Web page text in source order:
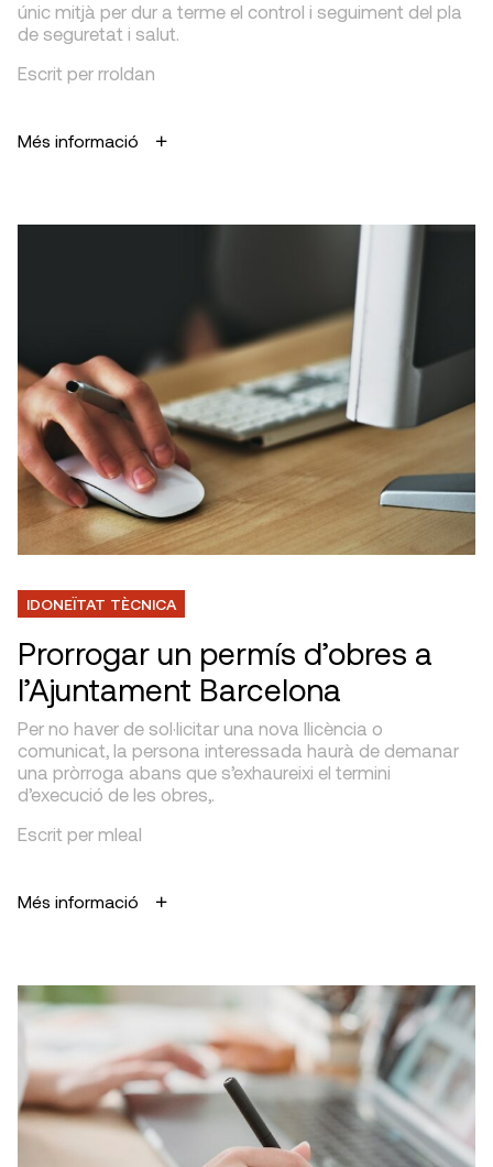
únic mitjà per dur a terme el control i seguiment del pla
de seguretat i salut.
Escrit per rroldan
Més informació
IDONEÏTAT TÈCNICA
Prorrogar un permís d’obres a
l’Ajuntament Barcelona
Per no haver de sol·licitar una nova llicència o
comunicat, la persona interessada haurà de demanar
una pròrroga abans que s’exhaureixi el termini
d’execució de les obres,.
Escrit per mleal
Més informació